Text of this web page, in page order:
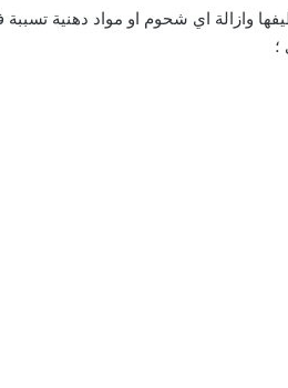
وازالة اي شحوم او مواد دهنية تسببة
؛